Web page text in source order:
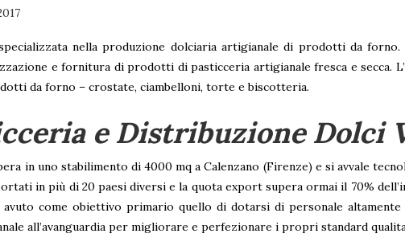
specializzata nella produzione dolciaria artigianale di prodotti da forno.
e fornitura di prodotti di pasticceria artigianale fresca e secca.
da forno – crostate, ciambelloni, torte e biscotteria.
e Distribuzione Dolci
in uno stabilimento di 4000 mq a Calenzano (Firenze) e si avvale
in più di 20 paesi diversi e la quota export supera ormai il 70%
avuto come obiettivo primario quello di dotarsi di personale
all’avanguardia per migliorare e perfezionare i propri standard